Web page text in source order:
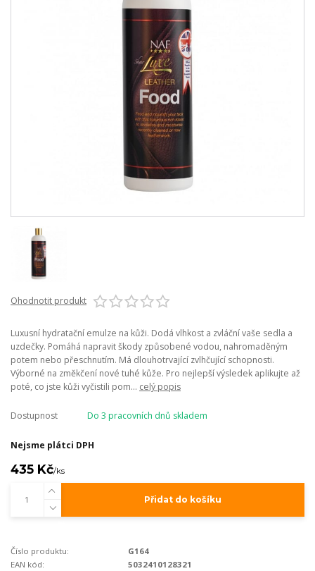
Ohodnotit produkt
Luxusní hydratační emulze na kůži. Dodá vlhkost a zvláční vaše sedla a
uzdečky. Pomáhá napravit škody způsobené vodou, nahromaděným
potem nebo přeschnutím. Má dlouhotrvající zvlhčující schopnosti.
Výborné na změkčení nové tuhé kůže. Pro nejlepší výsledek aplikujte až
poté, co jste kůži vyčistili pom... celý popis
Dostupnost Do 3 pracovních dnů skladem
Nejsme plátci DPH
435 Kč/ks
Přidat do košíku
Číslo produktu:
G164
EAN kód:
5032410128321